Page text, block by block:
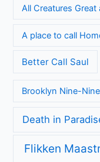
All Creatures Great
A place to call
Better Call Saul
Brooklyn Nine-Nine
Death in
Flikken